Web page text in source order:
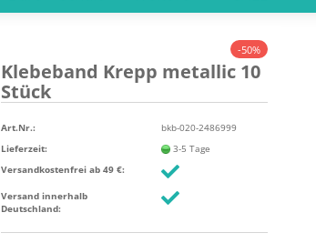
Konto erstellen
Passwort vergessen?
-50%
Kle­be­band Krepp me­tal­lic 10
Stück
Art.Nr.:
bkb-020-2486999
Lieferzeit:
3-5 Tage
Versandkostenfrei ab 49 €:
Versand innerhalb
Deutschland: